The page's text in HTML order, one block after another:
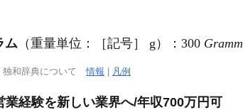
ム （重量単位：［記号］ g）：300 Gramm
独和辞典について情報 凡例
経験を新しい業界へ/年収700万円可